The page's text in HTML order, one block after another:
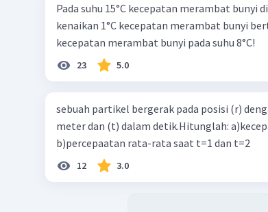
Pada suhu 15°C kecepatan merambat bunyi
kenaikan 1°C kecepatan merambat bunyi
kecepatan merambat bunyi pada suhu 8°C!
23 5.0
sebuah partikel bergerak pada posisi (r)
meter dan (t) dalam detik.Hitunglah:
b)percepaatan rata-rata saat t=1 dan t=2
12 3.0